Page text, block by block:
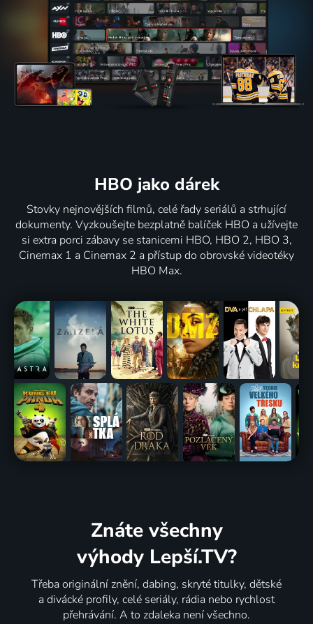
HBO jako dárek
Stovky nejnovějších filmů, celé řady seriálů a strhující
dokumenty. Vyzkoušejte bezplatně balíček HBO a užívejte
si extra porci zábavy se stanicemi HBO, HBO 2, HBO 3,
Cinemax 1 a Cinemax 2 a přístup do obrovské videotéky
HBO Max.
Znáte všechny
výhody Lepší.TV?
Třeba originální znění, dabing, skryté titulky, dětské
a divácké profily, celé seriály, rádia nebo rychlost
přehrávání. A to zdaleka není všechno.